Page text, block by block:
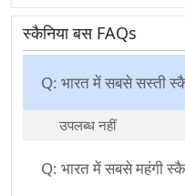
स्कैनिया बस FAQs
Q: भारत में सबसे सस्ती
उपलब्ध नहीं
Q: भारत में सबसे महंगी